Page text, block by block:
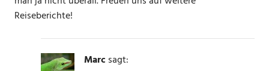
Reiseberichte!
Marc sagt: